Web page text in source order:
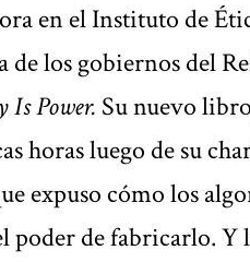
en el Instituto de
de los gobiernos del
Is Power. Su nuevo
horas luego de su
expuso cómo los
poder de fabricarlo. Y